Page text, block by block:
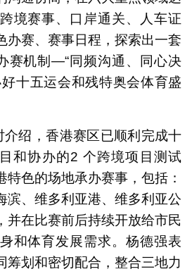
境赛事、口岸通关、人车证
办赛、赛事日程，探索出一套
赛机制—“同频沟通、同心决
十五运会和残特奥会体育盛
介绍，香港赛区已顺利完成十
和协办的2 个跨境项目测试
特色的场地承办赛事，包括：
滨、维多利亚港、维多利亚公
并在比赛前后持续开放给市民
和体育发展需求。杨德强表
筹划和密切配合，整合三地力